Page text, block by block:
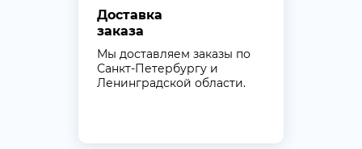
Доставка
заказа
Мы доставляем заказы по
Санкт-Петербургу и
Ленинградской области.